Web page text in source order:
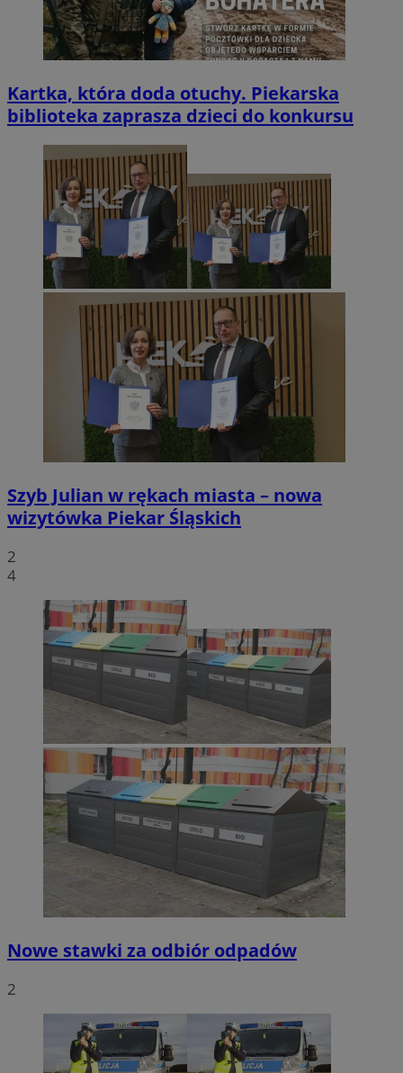
Kartka, która doda otuchy. Piekarska
biblioteka zaprasza dzieci do konkursu
Szyb Julian w rękach miasta – nowa
wizytówka Piekar Śląskich
2
4
Nowe stawki za odbiór odpadów
2